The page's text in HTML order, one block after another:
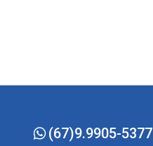
(67)9.9905-5377